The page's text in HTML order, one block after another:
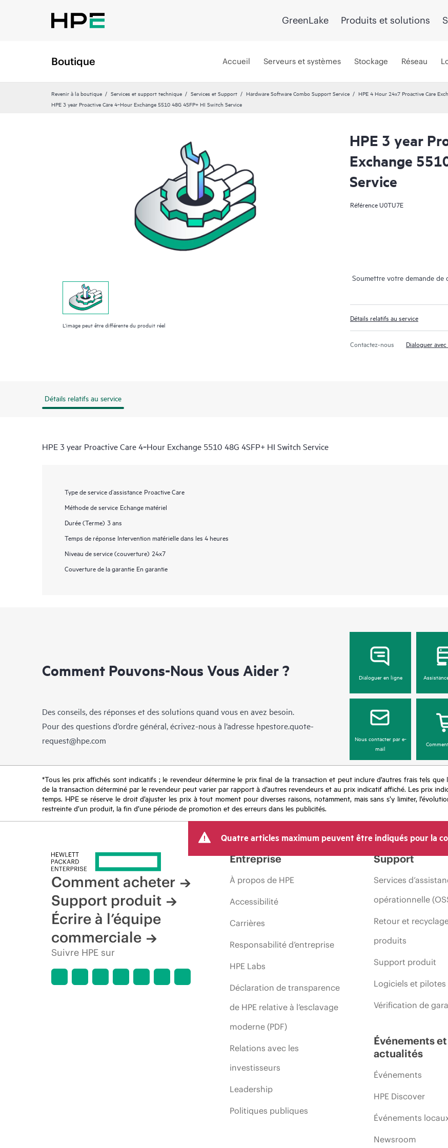
GreenLake Produits et solutions
Boutique Accueil Serveurs et systèmes Stockage Réseau
Revenir à la boutique Services et support technique Services et Support Hardware Software Combo Support Service
HPE 4 Hour 24x7 Proactive Care
HPE 3 year Proactive Care 4‑Hour Exchange 5510 48G 4SFP+ HI Switch Service
L’image peut être différente du produit réel
HPE 3 year
Exchange
Service
RéférenceU0TU7E
Soumettre votre demande de
Détails relatifs au service
Contactez-nous Dialoguer
Détails relatifs au service
HPE 3 year Proactive Care 4‑Hour Exchange 5510 48G 4SFP+ HI Switch Service
Type de service d’assistance Proactive Care
Méthode de service Echange matériel
Durée (Terme) 3 ans
Temps de réponse Intervention matérielle dans les 4 heures
Niveau de service (couverture) 24x7
Couverture de la garantie En garantie
Comment Pouvons-Nous Vous Aider ?
Des conseils, des réponses et des solutions quand vous en avez besoin.
Pour des questions d’ordre général, écrivez-nous à l’adresse hpestore.quote-
request@hpe.com
Dialoguer en ligne
Nous contacter par e-
mail
*Tous les prix affichés sont indicatifs ; le revendeur détermine le prix final de la transaction et peut inclure d’autres frais tels
de la transaction déterminé par le revendeur peut varier par rapport à d’autres revendeurs et au prix indicatif affiché. Les prix
temps. HPE se réserve le droit d’ajuster les prix à tout moment pour diverses raisons, notamment, mais sans s’y limiter,
restreinte d’un produit, la fin d’une période de promotion et des erreurs dans les publicités.
Quatre articles maximum peuvent être indiqués pour la
Comment acheter
Support produit
Écrire à l’équipe
commerciale
Suivre HPE sur
Entreprise
À propos de HPE
Accessibilité
Carrières
Responsabilité d’entreprise
HPE Labs
Déclaration de transparence
de HPE relative à l’esclavage
moderne (PDF)
Relations avec les
investisseurs
Leadership
Politiques publiques
Support
Services
opérationnelle
Retour et
produits
Support produit
Logiciels et pilotes
Vérification de
Événements et
actualités
Événements
HPE Discover
Événements
Newsroom